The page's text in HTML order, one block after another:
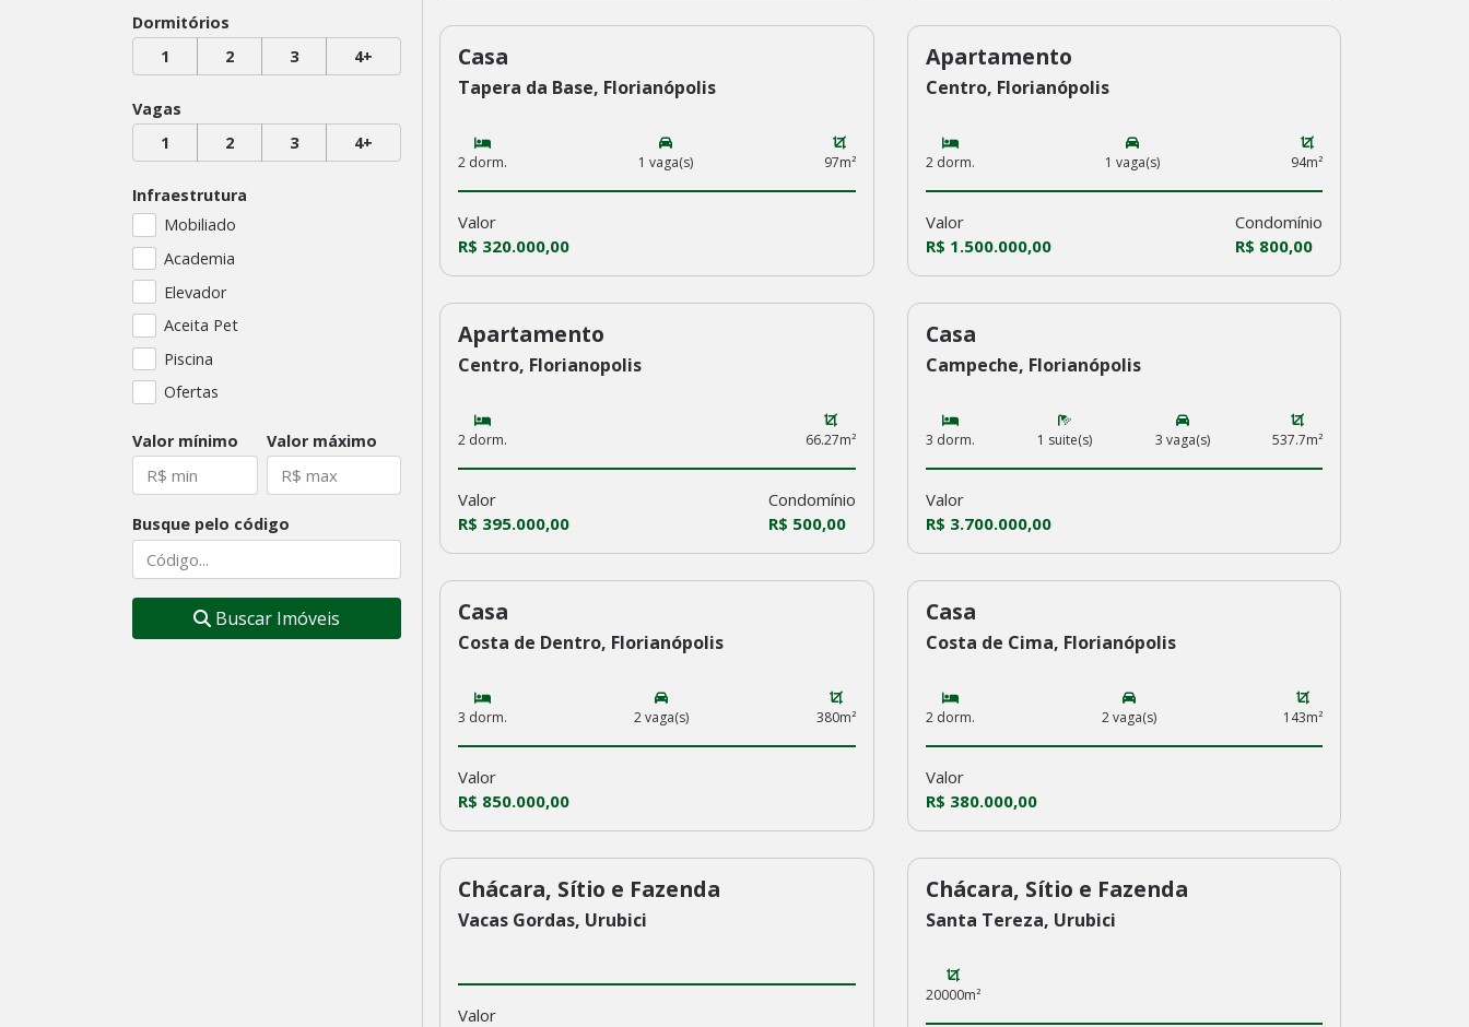
Dormitórios
1
2 3 4+
Vagas
1
2 3 4+
Infraestrutura
Mobiliado
Academia
Elevador
Aceita Pet
Piscina
Ofertas
Valor mínimo Valor máximo
Busque pelo código
Buscar Imóveis
235
Casa
Tapera da Base, Florianópolis
2 dorm. 1 vaga(s) 97m²
Valor
R$ 320.000,00
234
Apartamento
Centro, Florianópolis
2 dorm. 1 vaga(s) 94m²
Valor
R$ 1.500.000,00
Condomínio
R$ 800,00
233
Apartamento
Centro, Florianopolis
2 dorm. 66.27m²
Valor
R$ 395.000,00
Condomínio
R$ 500,00
232
Casa
Campeche, Florianópolis
3 dorm. 1 suite(s) 3 vaga(s) 537.7m²
Valor
R$ 3.700.000,00
231
Casa
Costa de Dentro, Florianópolis
3 dorm. 2 vaga(s) 380m²
Valor
R$ 850.000,00
230
Casa
Costa de Cima, Florianópolis
2 dorm. 2 vaga(s) 143m²
Valor
R$ 380.000,00
229
Chácara, Sítio e Fazenda
Vacas Gordas, Urubici
Valor
228
Chácara, Sítio e Fazenda
Santa Tereza, Urubici
20000m²